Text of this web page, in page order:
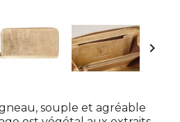

souple et agréable